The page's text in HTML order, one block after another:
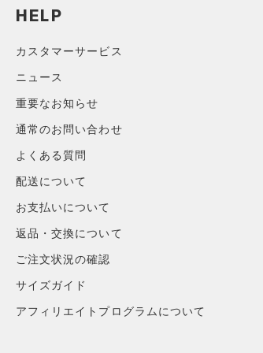
ルーズ
柔らかい
暗さも悪天候も安心 迷
行き帰り〜トレーニング中まで1枚で完
着用感ですが、軽く毛羽立つ裏起毛
HELP
カスタマーサービス
ニュース
重要なお知らせ
通常のお問い合わせ
よくある質問
配送について
お支払いについて
返品・交換について
ご注文状況の確認
サイズガイド
アフィリエイトプログラムについて